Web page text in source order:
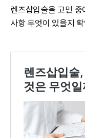
렌즈삽입술을 고민
사항 무엇이 있을지